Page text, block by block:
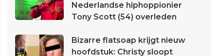
Nederlandse hiphoppionier
Tony Scott (54) overleden
Bizarre flatsoap krijgt nieuw
hoofdstuk: Christy sloopt